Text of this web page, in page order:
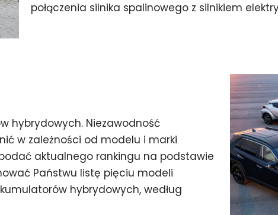
połączenia silnika spalinowego z silnikiem
hybrydowych. Niezawodność
w zależności od modelu i marki
aktualnego rankingu na podstawie
Państwu listę pięciu modeli
hybrydowych, według